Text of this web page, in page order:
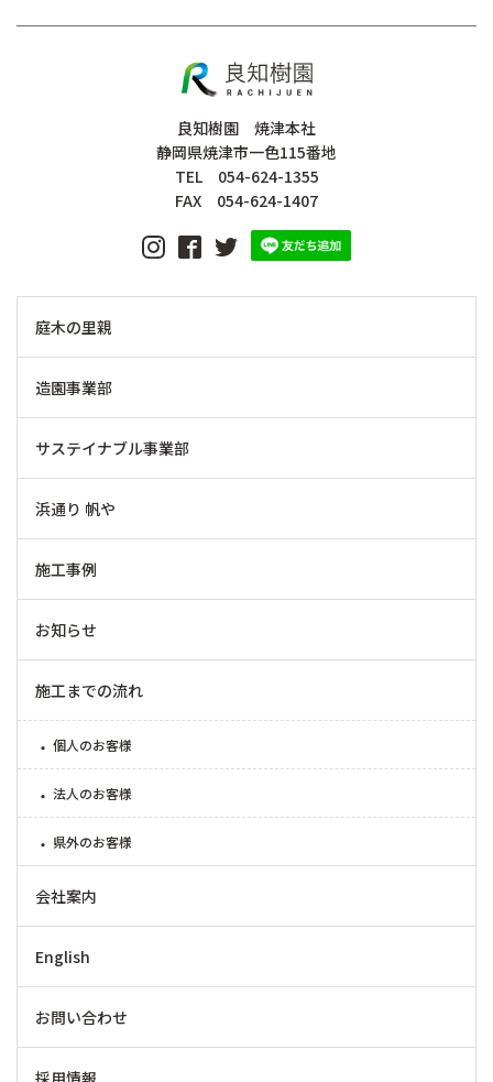
良知樹園 焼津本社
静岡県焼津市一色115番地
TEL 054-624-1355
FAX 054-624-1407
庭木の里親
造園事業部
サステイナブル事業部
浜通り 帆や
施工事例
お知らせ
施工までの流れ
個人のお客様
法人のお客様
県外のお客様
会社案内
English
お問い合わせ
採用情報